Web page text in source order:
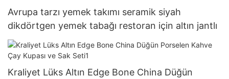
Avrupa tarzı yemek takımı seramik siyah
dikdörtgen yemek tabağı restoran için altın jantlı
Kraliyet Lüks Altın Edge Bone China Düğün